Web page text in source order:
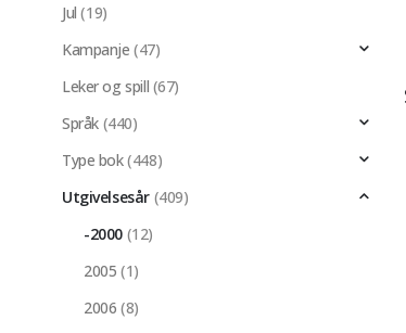
Jul (19)
Kampanje (47)
Leker og spill (67)
Språk (440)
Type bok(448)
Utgivelsesår (409)
-2000 (12)
2005 (1)
2006 (8)